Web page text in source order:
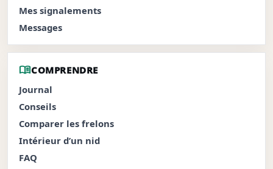
Mes signalements
Messages
menu_bookCOMPRENDRE
Journal
Conseils
Comparer les frelons
Intérieur d’un nid
FAQ